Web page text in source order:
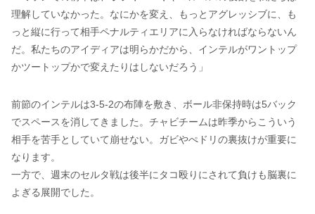
理解していなかった。なにかを変え、もっとアグレッシブに、も
っと縦に行って相手ペナルティエリアに入らなければならないん
だ。私たちのアイディアは明らかだから、インテルがワントップ
かツートップかで変えたりはしないだろう」
前節のインテルは3-5-2の布陣を敷き、ボール非保持時は5バック
でスペースを消してきました。チャビチームは昨季からこういう
相手を苦手としていて崩せない。ガビやぺドリの裏抜けが重要に
なります。
一方で、週末のセルタ戦は後半にタコ殴りにされて負けも脳裏に
よぎる展開でした。